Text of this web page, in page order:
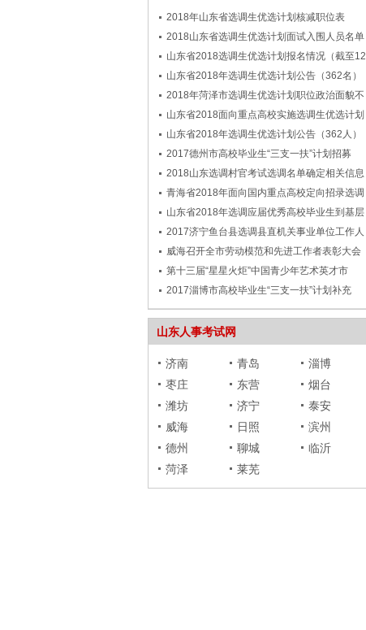
2018年山东省选调生优选计划核减职位表
2018山东省选调生优选计划面试入围人员名单
山东省2018选调生优选计划报名情况（截至12
山东省2018年选调生优选计划公告（362名）
2018年菏泽市选调生优选计划职位政治面貌不
山东省2018面向重点高校实施选调生优选计划
山东省2018年选调生优选计划公告（362人）
2017德州市高校毕业生“三支一扶”计划招募
2018山东选调村官考试选调名单确定相关信息
青海省2018年面向国内重点高校定向招录选调
山东省2018年选调应届优秀高校毕业生到基层
2017济宁鱼台县选调县直机关事业单位工作人
威海召开全市劳动模范和先进工作者表彰大会
第十三届“星星火炬”中国青少年艺术英才市
2017淄博市高校毕业生“三支一扶”计划补充
山东人事考试网
济南 青岛
淄博
枣庄
东营
烟台
潍坊
济宁
泰安
威海
日照
滨州
德州
聊城
临沂
菏泽
莱芜